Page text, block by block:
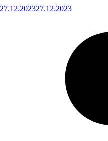
27.12.202327.12.2023